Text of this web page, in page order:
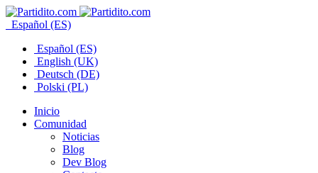
Español (ES)
Español (ES)
English (UK)
Deutsch (DE)
Polski (PL)
Inicio
Comunidad
Noticias
Blog
Dev Blog